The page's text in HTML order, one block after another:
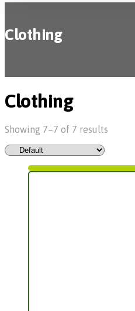
Clothing
Clothing
Showing 7–7 of 7 results